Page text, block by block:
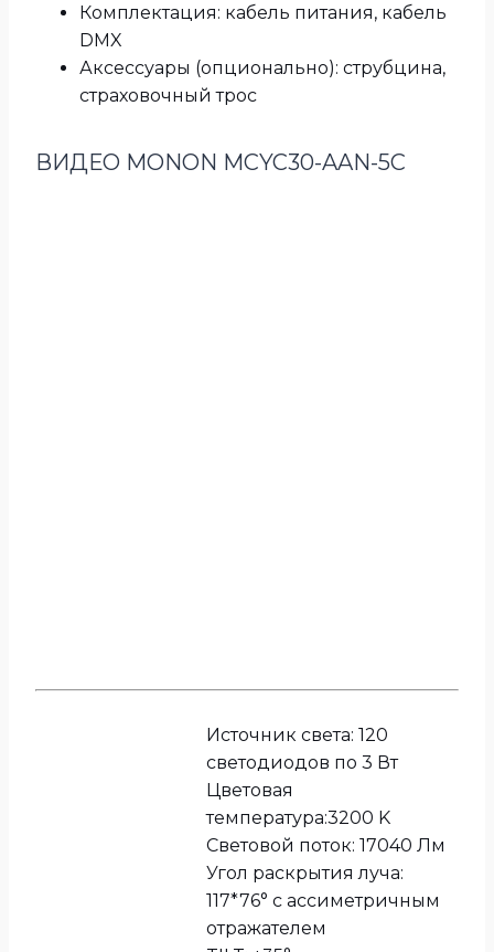
Комплектация: кабель питания, кабель
DMX
Аксессуары (опционально): струбцина,
страховочный трос
ВИДЕО MONON MCYC30-AAN-5C
Источник света: 120
светодиодов по 3 Вт
Цветовая
температура:3200 K
Световой поток: 17040 Лм
Угол раскрытия луча:
117*76° с ассиметричным
отражателем